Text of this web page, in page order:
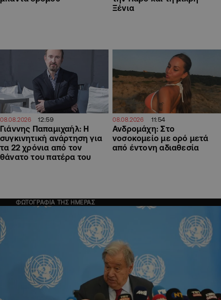
Ξένια
08.08.2026 12:59
Γιάννης Παπαμιχαήλ: Η
συγκινητική ανάρτηση για
τα 22 χρόνια από τον
θάνατο του πατέρα του
08.08.2026 11:54
Ανδρομάχη: Στο
νοσοκομείο με ορό μετά
από έντονη αδιαθεσία
ΦΩΤΟΓΡΑΦΙΑ ΤΗΣ ΗΜΕΡΑΣ